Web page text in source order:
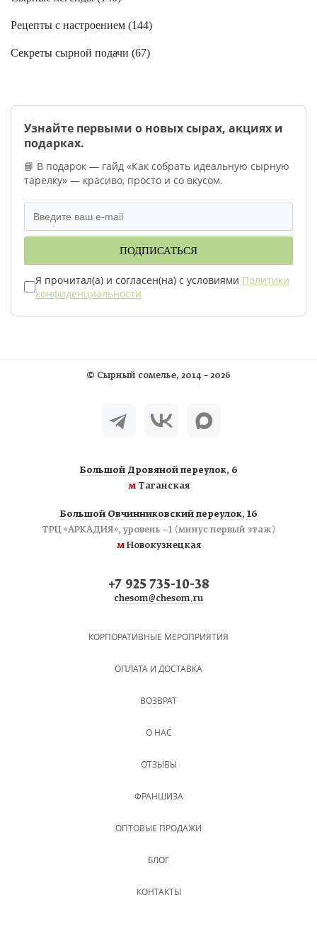
Рецепты с настроением (144)
Секреты сырной подачи (67)
Узнайте первыми о новых сырах, акциях и
подарках.
📘 В подарок — гайд «Как собрать идеальную сырную
тарелку» — красиво, просто и со вкусом.
ПОДПИСАТЬСЯ
Я прочитал(а) и согласен(на) с условиями Политики
конфиденциальности
© Сырный сомелье, 2014 – 2026
Большой Дровяной переулок, 6
мТаганская
Большой Овчинниковский переулок, 16
ТРЦ «АРКАДИЯ», уровень −1 (минус первый этаж)
мНовокузнецкая
+7 925 735-10-38
chesom@chesom.ru
КОРПОРАТИВНЫЕ МЕРОПРИЯТИЯ
ОПЛАТА И ДОСТАВКА
ВОЗВРАТ
О НАС
ОТЗЫВЫ
ФРАНШИЗА
ОПТОВЫЕ ПРОДАЖИ
БЛОГ
КОНТАКТЫ